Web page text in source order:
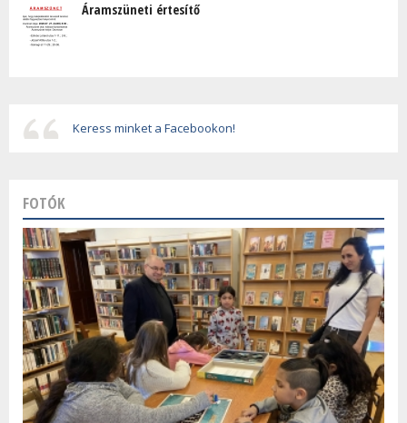
Áramszüneti értesítő
Keress minket a Facebookon!
FOTÓK